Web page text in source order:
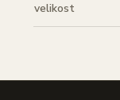
velikost